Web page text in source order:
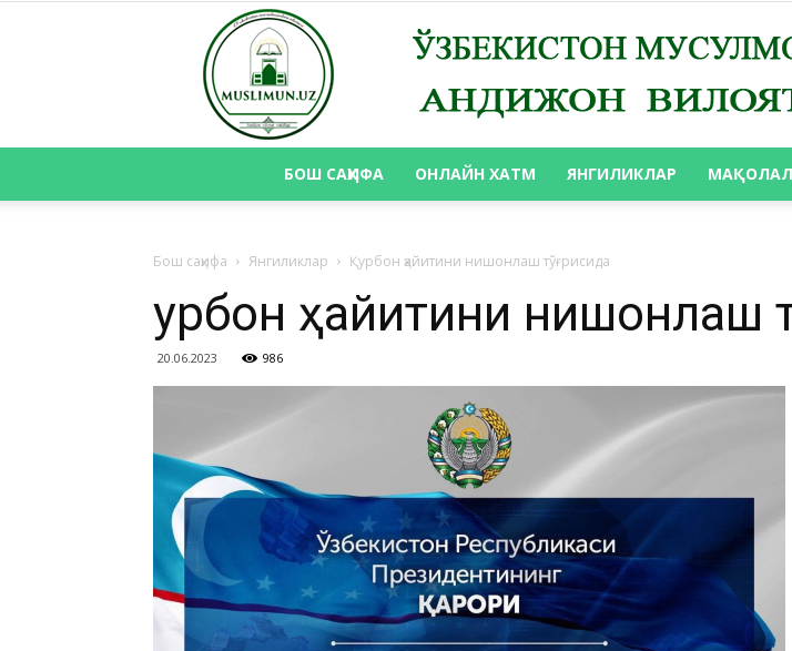
БОШ САҲИФА ОНЛАЙН ХАТМ ЯНГИЛИКЛАР
Бош саҳифа Янгиликлар Қурбон ҳайитини нишонлаш тўғрисида
Қурбон ҳайитини нишонлаш
20.06.2023 986